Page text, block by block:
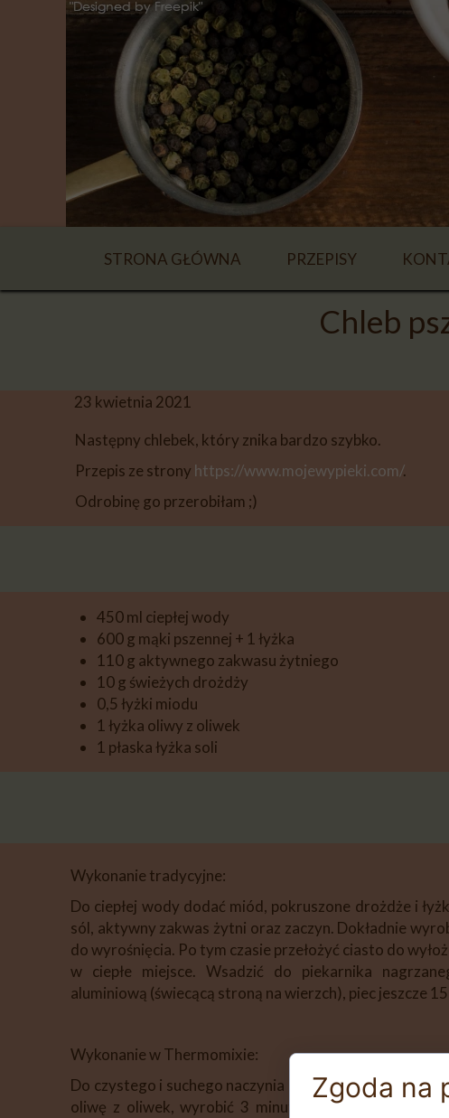
23 kwietnia 2021
STRONA GŁÓWNA PRZEPISY
PIECZYWO
Chleb
Następny chlebek, który znika bardzo szybko.
Przepis ze strony https://www.mojewypieki.com/.
Odrobinę go przerobiłam ;)
450 ml ciepłej wody
600 g mąki pszennej + 1 łyżka
110 g aktywnego zakwasu żytniego
10 g świeżych drożdży
0,5 łyżki miodu
1 łyżka oliwy z oliwek
1 płaska łyżka soli
Wykonanie tradycyjne:
Do ciepłej wody dodać miód, pokruszone drożdże i
sól, aktywny zakwas żytni oraz zaczyn. Dokładnie
do wyrośnięcia. Po tym czasie przełożyć ciasto do
w ciepłe miejsce. Wsadzić do piekarnika
aluminiową (świecącą stroną na wierzch), piec jeszcze
Wykonanie w Thermomixie:
Do czystego i suchego naczynia miksującego dać
oliwę z oliwek, wyrobić 3 minuty/ikona kłosa
Zgoda na